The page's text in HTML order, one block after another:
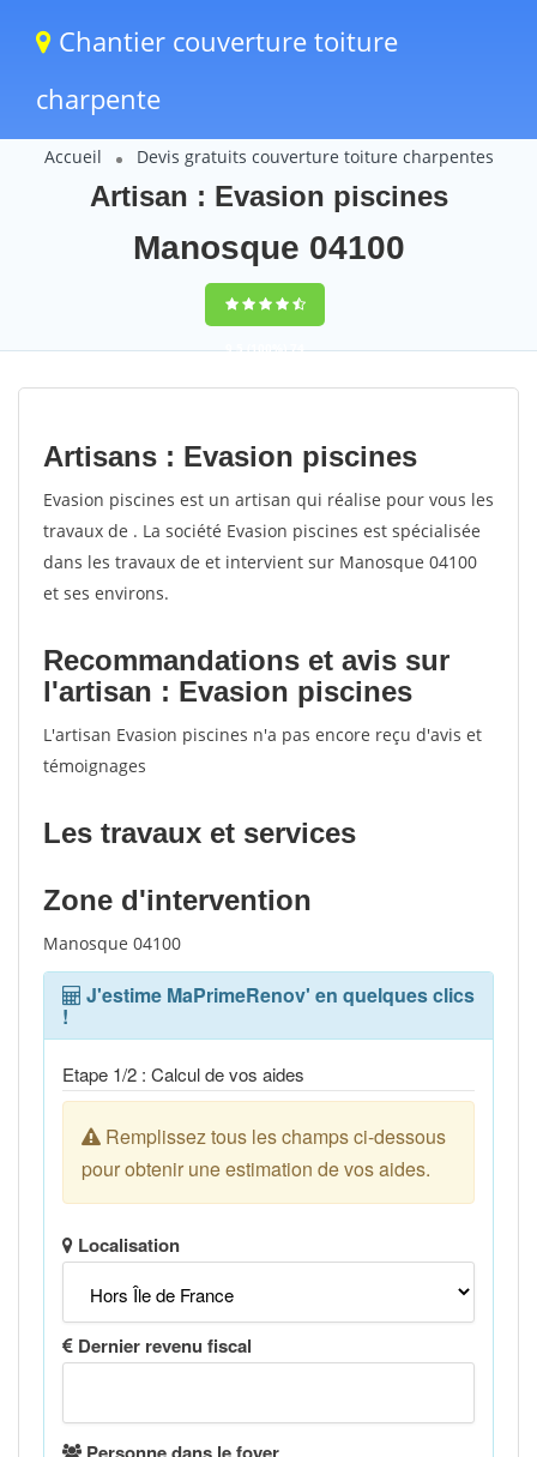
Chantier couverture toiture
charpente
Accueil Devis gratuits couverture toiture charpentes
Artisan : Evasion piscines
Manosque 04100
9,5(100%)74
votes
Artisans : Evasion piscines
Evasion piscines est un artisan qui réalise pour vous les
travaux de . La société Evasion piscines est spécialisée
dans les travaux de et intervient sur Manosque 04100
et ses environs.
Recommandations et avis sur
l'artisan : Evasion piscines
L'artisan Evasion piscines n'a pas encore reçu d'avis et
témoignages
Les travaux et services
Zone d'intervention
Manosque 04100